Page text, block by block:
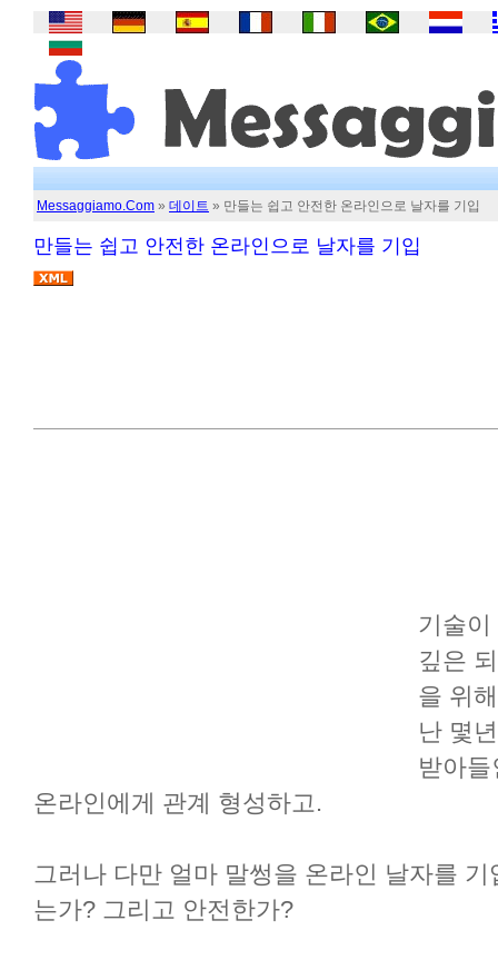
Messaggiamo.Com » 데이트 » 만들는 쉽고 안전한 온라인으로 날자를 기입
만들는 쉽고 안전한 온라인으로 날자를 기입
기술
깊은
을 위
난 몇
받아
온라인에게 관계 형성하고.
그러나 다만 얼마 말썽을 온라인 날자를
는가? 그리고 안전한가?